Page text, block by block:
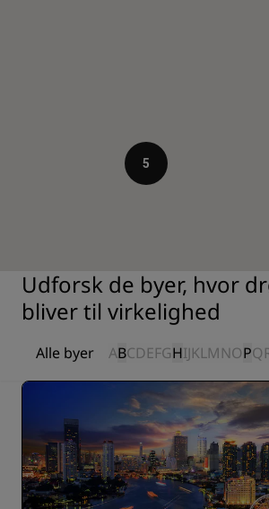
5
Udforsk de byer, hvor
bliver til virkelighed
Alle byer ABCDEFGHIJKLMNOPQ